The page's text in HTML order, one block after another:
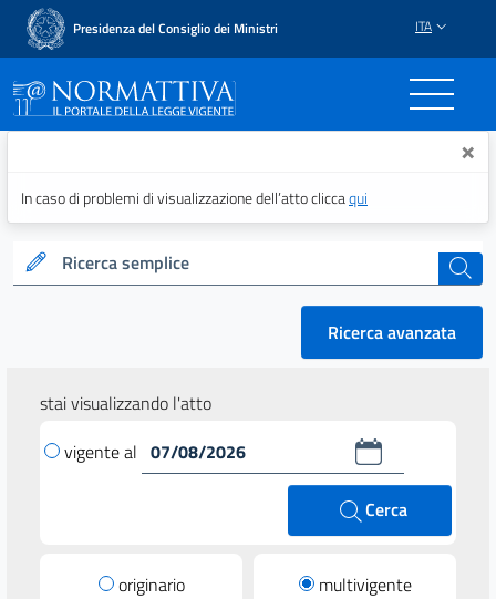
Presidenza del Consiglio dei Ministri ITA
Normattiva - Il portale ×
In caso di problemi di visualizzazione dell’atto cliccaqui
Ricerca semplice cerca
Ricerca avanzata
stai visualizzando l'atto
vigente al
Cerca
originario multivigente